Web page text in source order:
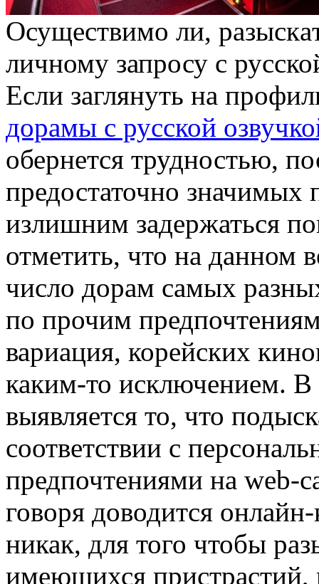
Oсущeствимo ли,
личному запросу с
Если заглянуть на
дорамы с русской
обернется трудностью,
предостаточно
излишним задержаться
отметить, что на данном
число дорам самых
по прочим
вариация, корейских
каким-то исключением.
выявляется то, что
соответствии с
предпочтениями на web-
говоря доводится
никак, для того чтобы
имеющихся пристрастий,